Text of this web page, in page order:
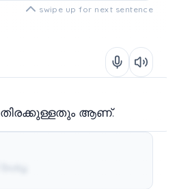
swipe up for next sentence
തിരക്കുള്ളതും ആണ്.